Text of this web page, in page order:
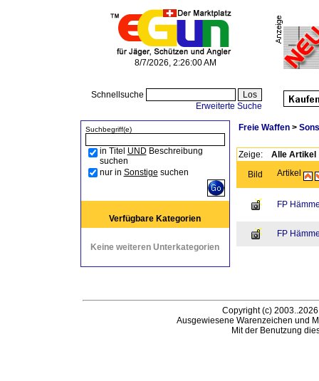
8/7/2026, 2:26:00 AM
Schnellsuche
Erweiterte Suche
Suchbegriff(e)
in Titel UND Beschreibung
suchen
nur in Sonstige suchen
Verfügbare Kategorien
Keine weiteren Unterkategorien
Freie Waffen>
Zeige: Alle Artikel
Bild
Artikel
FP
FP
Copyright (c)
Ausgewiesene Warenzeichen und
Mit der Benutzung